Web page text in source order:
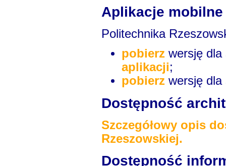
Aplikacje mobilne
Politechnika
pobierz wersję
aplikacji;
pobierz wersję
Dostępność
Szczegółowy opis
Rzeszowskiej.
Dostępność